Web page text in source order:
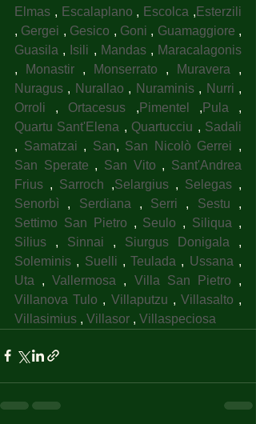
Elmas , Escalaplano , Escolca , Esterzili
, Gergei , Gesico , Goni , Guamaggiore
Guasila , Isili , Mandas , Maracalagonis
,
Monastir , Monserrato , Muravera
Nuragus , Nurallao , Nuraminis , Nurri
Orroli , Ortacesus , Pimentel , Pula
Quartu Sant'Elena , Quartucciu , Sadali
, Samatzai , San, San Nicolò Gerrei
San Sperate , San Vito , Sant'Andrea
Frius , Sarroch ,Selargius , Selegas
Senorbì , Serdiana , Serri , Sestu
Settimo San Pietro , Seulo , Siliqua
Silius , Sinnai , Siurgus Donigala
Soleminis , Suelli , Teulada , Ussana
Uta , Vallermosa , Villa San Pietro
Villanova Tulo , Villaputzu , Villasalto
Villasimius , Villasor , Villaspeciosa